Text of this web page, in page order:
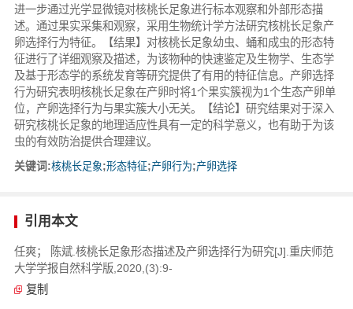
进一步通过光学显微镜对核桃长足象进行标本观察和外部形态描
述。通过果实采集和观察，采用生物统计学方法研究核桃长足象产
卵选择行为特征。【结果】对核桃长足象幼虫、蛹和成虫的形态特
征进行了详细观察及描述，为该物种的快速鉴定及生物学、生态学
及基于形态学的系统发育等研究提供了有用的特征信息。产卵选择
行为研究表明核桃长足象在产卵时将1个果实簇视为1个生态产卵单
位，产卵选择行为与果实簇大小无关。【结论】研究结果对于深入
研究核桃长足象的地理适应性具有一定的科学意义，也有助于为该
虫的有效防治提供合理建议。
关键词:核桃长足象;形态特征;产卵行为;产卵选择
引用本文
任爽； 陈斌.核桃长足象形态描述及产卵选择行为研究[J].重庆师范
大学学报自然科学版,2020,(3):9-
复制